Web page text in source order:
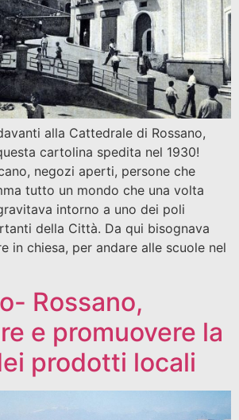
alla Cattedrale di Rossano,
cartolina spedita nel 1930!
negozi aperti, persone che
tutto un mondo che una volta
intorno a uno dei poli
della Città. Da qui bisognava
in chiesa, per andare alle scuole nel
Rossano,
e promuovere la
prodotti locali